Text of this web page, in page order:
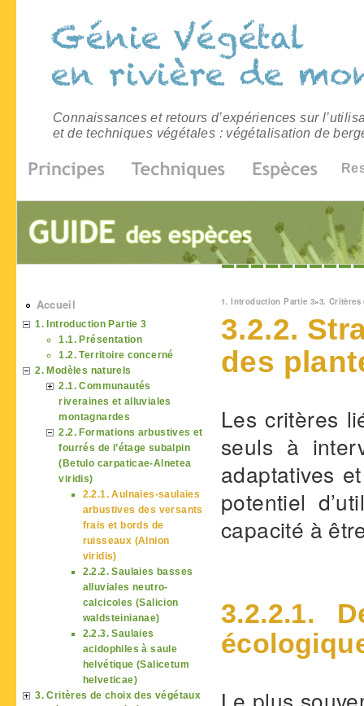
Connaissances et retours d’expériences sur
et de techniques végétales : végétalisation de
Vous êtes ici
1. Introduction Partie 3»3. Critères
3.2.2.
des
Les critères
seuls à
adaptatives
potentiel
capacité à
3.2.2.1.
Le plus
Accueil
1. Introduction Partie 3
1.1. Présentation
1.2. Territoire concerné
2. Modèles naturels
2.1. Communautés
riveraines et alluviales
montagnardes
2.2. Formations arbustives et
fourrés de l’étage subalpin
(Betulo carpaticae-Alnetea
viridis)
2.2.1. Aulnaies-saulaies
arbustives des versants
frais et bords de
ruisseaux (Alnion
viridis)
2.2.2. Saulaies basses
alluviales neutro-
calcicoles (Salicion
waldsteinianae)
2.2.3. Saulaies
acidophiles à saule
helvétique (Salicetum
helveticae)
3. Critères de choix des végétaux